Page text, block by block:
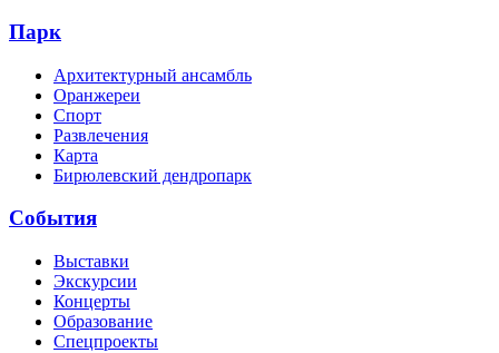
Парк
Архитектурный ансамбль
Оранжереи
Спорт
Развлечения
Карта
Бирюлевский дендропарк
События
Выставки
Экскурсии
Концерты
Образование
Спецпроекты